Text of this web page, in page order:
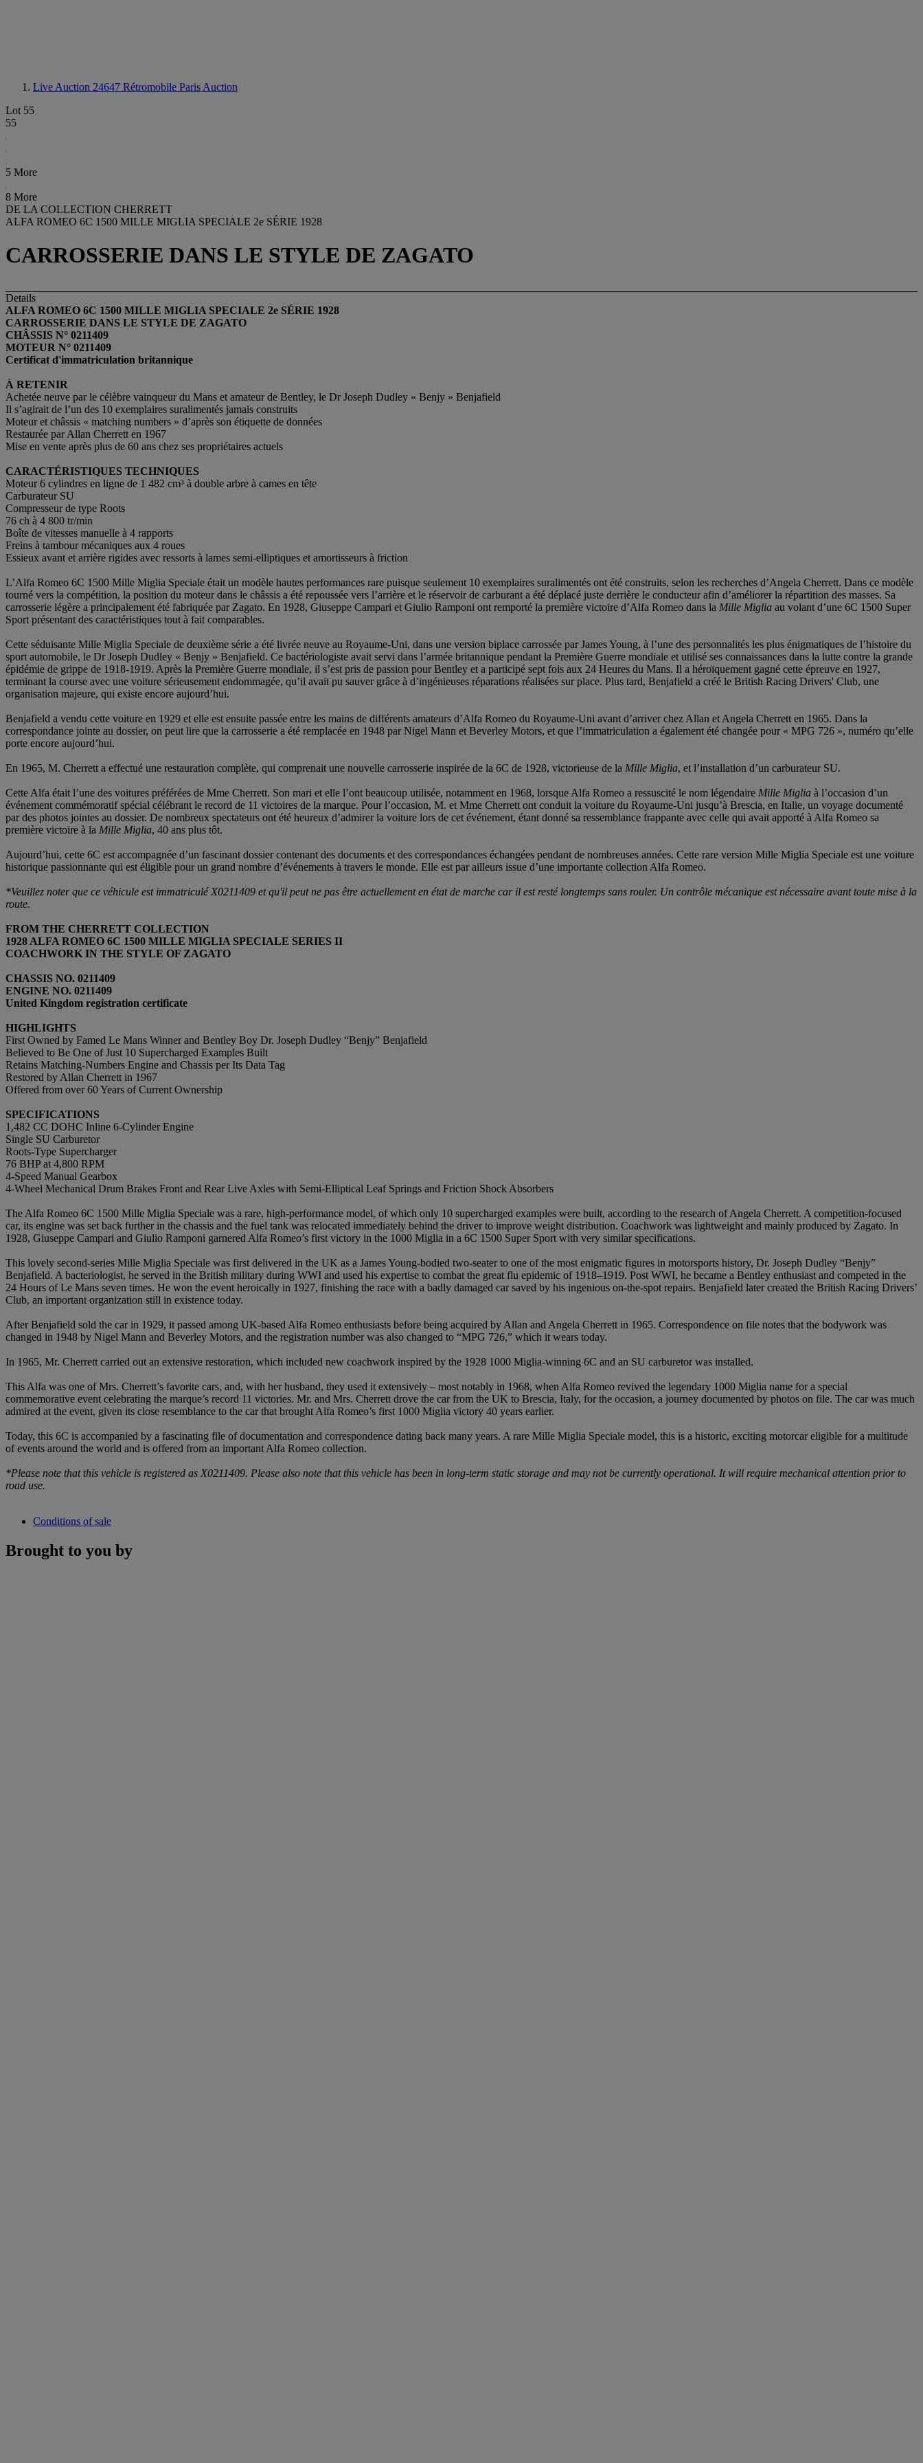
Live Auction 24647 Rétromobile Paris Auction
Lot 55
55
5 More
8 More
DE LA COLLECTION CHERRETT
ALFA ROMEO 6C 1500 MILLE MIGLIA SPECIALE 2e SÉRIE 1928
CARROSSERIE DANS LE STYLE DE ZAGATO
Details
ALFA ROMEO 6C 1500 MILLE MIGLIA SPECIALE 2e SÉRIE 1928
CARROSSERIE DANS LE STYLE DE ZAGATO
CHÂSSIS N° 0211409
MOTEUR N° 0211409
Certificat d'immatriculation britannique
À RETENIR
Achetée neuve par le célèbre vainqueur du Mans et amateur de Bentley, le Dr Joseph Dudley « Benjy » Benjafield
Il s’agirait de l’un des 10 exemplaires suralimentés jamais construits
Moteur et châssis « matching numbers » d’après son étiquette de données
Restaurée par Allan Cherrett en 1967
Mise en vente après plus de 60 ans chez ses propriétaires actuels
CARACTÉRISTIQUES TECHNIQUES
Moteur 6 cylindres en ligne de 1 482 cm³ à double arbre à cames en tête
Carburateur SU
Compresseur de type Roots
76 ch à 4 800 tr/min
Boîte de vitesses manuelle à 4 rapports
Freins à tambour mécaniques aux 4 roues
Essieux avant et arrière rigides avec ressorts à lames semi-elliptiques et amortisseurs à friction
L’Alfa Romeo 6C 1500 Mille Miglia Speciale était un modèle hautes performances rare puisque seulement 10 exemplaires suralimentés ont été construits, selon les recherches d’Angela Cherrett. Dans ce modèle
tourné vers la compétition, la position du moteur dans le châssis a été repoussée vers l’arrière et le réservoir de carburant a été déplacé juste derrière le conducteur afin d’améliorer la répartition des masses. Sa
carrosserie légère a principalement été fabriquée par Zagato. En 1928, Giuseppe Campari et Giulio Ramponi ont remporté la première victoire d’Alfa Romeo dans la Mille Miglia au volant d’une 6C 1500 Super
Sport présentant des caractéristiques tout à fait comparables.
Cette séduisante Mille Miglia Speciale de deuxième série a été livrée neuve au Royaume-Uni, dans une version biplace carrossée par James Young, à l’une des personnalités les plus énigmatiques de l’histoire du
sport automobile, le Dr Joseph Dudley « Benjy » Benjafield. Ce bactériologiste avait servi dans l’armée britannique pendant la Première Guerre mondiale et utilisé ses connaissances dans la lutte contre la grande
épidémie de grippe de 1918-1919. Après la Première Guerre mondiale, il s’est pris de passion pour Bentley et a participé sept fois aux 24 Heures du Mans. Il a héroïquement gagné cette épreuve en 1927,
terminant la course avec une voiture sérieusement endommagée, qu’il avait pu sauver grâce à d’ingénieuses réparations réalisées sur place. Plus tard, Benjafield a créé le British Racing Drivers' Club, une
organisation majeure, qui existe encore aujourd’hui.
Benjafield a vendu cette voiture en 1929 et elle est ensuite passée entre les mains de différents amateurs d’Alfa Romeo du Royaume-Uni avant d’arriver chez Allan et Angela Cherrett en 1965. Dans la
correspondance jointe au dossier, on peut lire que la carrosserie a été remplacée en 1948 par Nigel Mann et Beverley Motors, et que l’immatriculation a également été changée pour « MPG 726 », numéro qu’elle
porte encore aujourd’hui.
En 1965, M. Cherrett a effectué une restauration complète, qui comprenait une nouvelle carrosserie inspirée de la 6C de 1928, victorieuse de la Mille Miglia, et l’installation d’un carburateur SU.
Cette Alfa était l’une des voitures préférées de Mme Cherrett. Son mari et elle l’ont beaucoup utilisée, notamment en 1968, lorsque Alfa Romeo a ressuscité le nom légendaire Mille Miglia à l’occasion d’un
événement commémoratif spécial célébrant le record de 11 victoires de la marque. Pour l’occasion, M. et Mme Cherrett ont conduit la voiture du Royaume-Uni jusqu’à Brescia, en Italie, un voyage documenté
par des photos jointes au dossier. De nombreux spectateurs ont été heureux d’admirer la voiture lors de cet événement, étant donné sa ressemblance frappante avec celle qui avait apporté à Alfa Romeo sa
première victoire à la Mille Miglia, 40 ans plus tôt.
Aujourd’hui, cette 6C est accompagnée d’un fascinant dossier contenant des documents et des correspondances échangées pendant de nombreuses années. Cette rare version Mille Miglia Speciale est une voiture
historique passionnante qui est éligible pour un grand nombre d’événements à travers le monde. Elle est par ailleurs issue d’une importante collection Alfa Romeo.
*Veuillez noter que ce véhicule est immatriculé X0211409 et qu'il peut ne pas être actuellement en état de marche car il est resté longtemps sans rouler. Un contrôle mécanique est nécessaire avant toute mise à la
route.
FROM THE CHERRETT COLLECTION
1928 ALFA ROMEO 6C 1500 MILLE MIGLIA SPECIALE SERIES II
COACHWORK IN THE STYLE OF ZAGATO
CHASSIS NO. 0211409
ENGINE NO. 0211409
United Kingdom registration certificate
HIGHLIGHTS
First Owned by Famed Le Mans Winner and Bentley Boy Dr. Joseph Dudley “Benjy” Benjafield
Believed to Be One of Just 10 Supercharged Examples Built
Retains Matching-Numbers Engine and Chassis per Its Data Tag
Restored by Allan Cherrett in 1967
Offered from over 60 Years of Current Ownership
SPECIFICATIONS
1,482 CC DOHC Inline 6-Cylinder Engine
Single SU Carburetor
Roots-Type Supercharger
76 BHP at 4,800 RPM
4-Speed Manual Gearbox
4-Wheel Mechanical Drum Brakes Front and Rear Live Axles with Semi-Elliptical Leaf Springs and Friction Shock Absorbers
The Alfa Romeo 6C 1500 Mille Miglia Speciale was a rare, high-performance model, of which only 10 supercharged examples were built, according to the research of Angela Cherrett. A competition-focused
car, its engine was set back further in the chassis and the fuel tank was relocated immediately behind the driver to improve weight distribution. Coachwork was lightweight and mainly produced by Zagato. In
1928, Giuseppe Campari and Giulio Ramponi garnered Alfa Romeo’s first victory in the 1000 Miglia in a 6C 1500 Super Sport with very similar specifications.
This lovely second-series Mille Miglia Speciale was first delivered in the UK as a James Young-bodied two-seater to one of the most enigmatic figures in motorsports history, Dr. Joseph Dudley “Benjy”
Benjafield. A bacteriologist, he served in the British military during WWI and used his expertise to combat the great flu epidemic of 1918–1919. Post WWI, he became a Bentley enthusiast and competed in the
24 Hours of Le Mans seven times. He won the event heroically in 1927, finishing the race with a badly damaged car saved by his ingenious on-the-spot repairs. Benjafield later created the British Racing Drivers’
Club, an important organization still in existence today.
After Benjafield sold the car in 1929, it passed among UK-based Alfa Romeo enthusiasts before being acquired by Allan and Angela Cherrett in 1965. Correspondence on file notes that the bodywork was
changed in 1948 by Nigel Mann and Beverley Motors, and the registration number was also changed to “MPG 726,” which it wears today.
In 1965, Mr. Cherrett carried out an extensive restoration, which included new coachwork inspired by the 1928 1000 Miglia-winning 6C and an SU carburetor was installed.
This Alfa was one of Mrs. Cherrett’s favorite cars, and, with her husband, they used it extensively – most notably in 1968, when Alfa Romeo revived the legendary 1000 Miglia name for a special
commemorative event celebrating the marque’s record 11 victories. Mr. and Mrs. Cherrett drove the car from the UK to Brescia, Italy, for the occasion, a journey documented by photos on file. The car was much
admired at the event, given its close resemblance to the car that brought Alfa Romeo’s first 1000 Miglia victory 40 years earlier.
Today, this 6C is accompanied by a fascinating file of documentation and correspondence dating back many years. A rare Mille Miglia Speciale model, this is a historic, exciting motorcar eligible for a multitude
of events around the world and is offered from an important Alfa Romeo collection.
*Please note that this vehicle is registered as X0211409. Please also note that this vehicle has been in long-term static storage and may not be currently operational. It will require mechanical attention prior to
road use.
Conditions of sale
Brought to you by